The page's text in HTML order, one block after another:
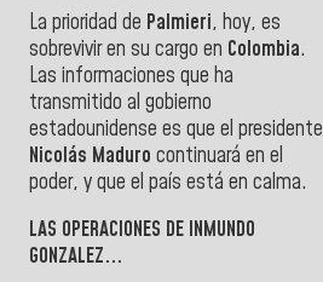
La prioridad de Palmieri, hoy, es
sobrevivir en su cargo en Colombia.
Las informaciones que ha
transmitido al gobierno
estadounidense es que el presidente
Nicolás Maduro continuará en el
poder, y que el país está en calma.
LAS OPERACIONES DE INMUNDO
GONZALEZ...